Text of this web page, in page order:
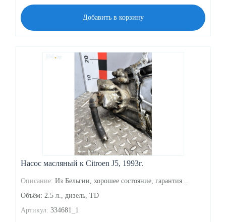
Добавить в корзину
Насос масляный к Citroen J5, 1993г.
Описание: Из Бельгии, хорошее состояние, гарантия ..
Объём: 2.5 л., дизель, TD
Артикул: 334681_1